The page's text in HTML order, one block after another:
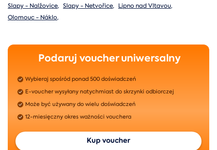
Slapy - Nalžovice, Slapy - Netvořice, Lipno nad Vltavou,
Olomouc - Náklo,
Podaruj voucher uniwersalny
Wybieraj spośród ponad 500 doświadczeń
E-voucher wysyłany natychmiast do skrzynki odbiorczej
Może być używany do wielu doświadczeń
12-miesięczny okres ważności vouchera
Kup voucher